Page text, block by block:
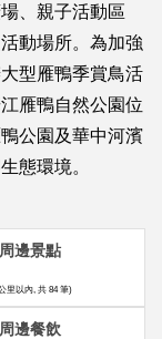
、親子活動區
動場所。為加強
型雁鴨季賞鳥活
雁鴨自然公園位
公園及華中河濱
態環境。
周邊景點
里以內, 共 84 筆)
周邊餐飲